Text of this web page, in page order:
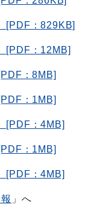
[PDF：829KB]
[PDF：12MB]
：8MB]
：1MB]
[PDF：4MB]
：1MB]
[PDF：4MB]
」へ